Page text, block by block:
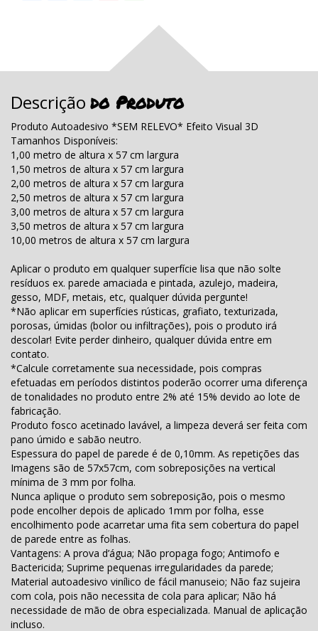
Descrição do Produto
Produto Autoadesivo *SEM RELEVO* Efeito Visual 3D
Tamanhos Disponíveis:
1,00 metro de altura x 57 cm largura
1,50 metros de altura x 57 cm largura
2,00 metros de altura x 57 cm largura
2,50 metros de altura x 57 cm largura
3,00 metros de altura x 57 cm largura
3,50 metros de altura x 57 cm largura
10,00 metros de altura x 57 cm largura
Aplicar o produto em qualquer superfície lisa que não solte
resíduos ex. parede amaciada e pintada, azulejo, madeira,
gesso, MDF, metais, etc, qualquer dúvida pergunte!
*Não aplicar em superfícies rústicas, grafiato, texturizada,
porosas, úmidas (bolor ou infiltrações), pois o produto irá
descolar! Evite perder dinheiro, qualquer dúvida entre em
contato.
*Calcule corretamente sua necessidade, pois compras
efetuadas em períodos distintos poderão ocorrer uma diferença
de tonalidades no produto entre 2% até 15% devido ao lote de
fabricação.
Produto fosco acetinado lavável, a limpeza deverá ser feita com
pano úmido e sabão neutro.
Espessura do papel de parede é de 0,10mm. As repetições das
Imagens são de 57x57cm, com sobreposições na vertical
mínima de 3 mm por folha.
Nunca aplique o produto sem sobreposição, pois o mesmo
pode encolher depois de aplicado 1mm por folha, esse
encolhimento pode acarretar uma fita sem cobertura do papel
de parede entre as folhas.
Vantagens: A prova d’água; Não propaga fogo; Antimofo e
Bactericida; Suprime pequenas irregularidades da parede;
Material autoadesivo vinílico de fácil manuseio; Não faz sujeira
com cola, pois não necessita de cola para aplicar; Não há
necessidade de mão de obra especializada. Manual de aplicação
incluso.